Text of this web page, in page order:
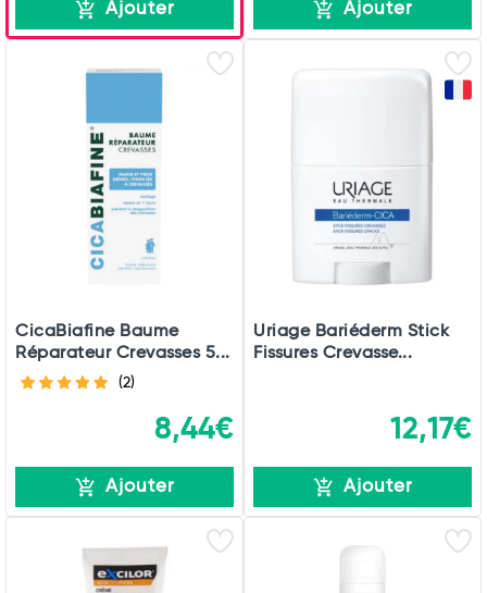
Ajouter Ajouter
CicaBiafine Baume
Réparateur Crevasses 5...
(2)
8,44€
Ajouter
Uriage Bariéderm Stick
Fissures Crevasse...
12,17€
Ajouter